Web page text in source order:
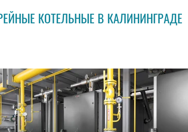
КОТЕЛЬНЫЕ В КАЛИНИНГРАДЕ